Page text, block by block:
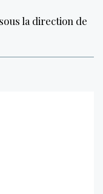
la direction de